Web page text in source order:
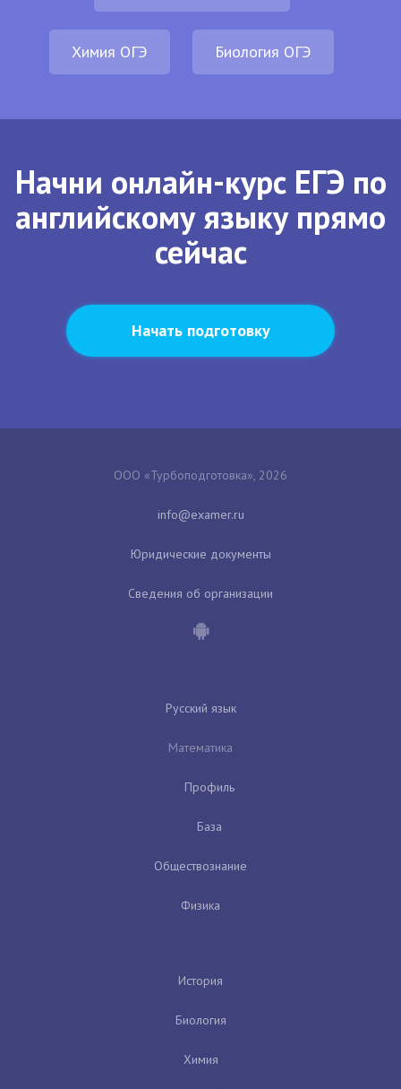
Химия ОГЭ Биология ОГЭ
Начни онлайн-курс ЕГЭ по
английскому языку прямо
сейчас
Начать подготовку
ООО «Турбоподготовка», 2026
Юридические документы
Сведения об организации
Русский язык
Математика
Профиль
База
Обществознание
Физика
История
Биология
Химия